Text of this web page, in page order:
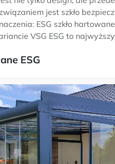
jest szkło
ESG szkło
VSG ESG to
ESG